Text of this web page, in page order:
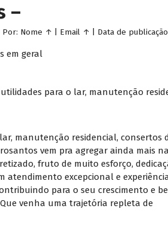
–
Por: Nome ↑ Email ↑ Data de publicação
em geral
para o lar, manutenção
manutenção residencial, consertos
vem pra agregar ainda mais
fruto de muito esforço,
atendimento excepcional e
para o seu crescimento e
venha uma trajetória repleta de